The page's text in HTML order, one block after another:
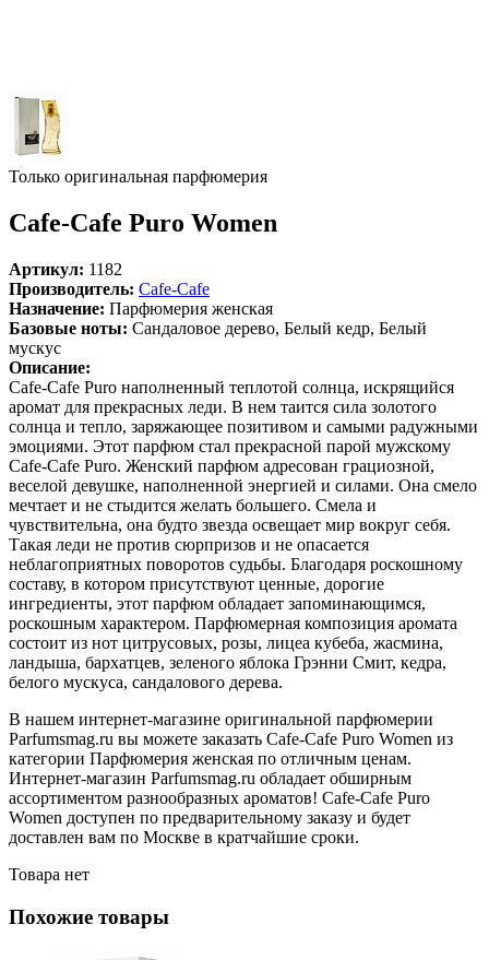
Только оригинальная парфюмерия
Cafe-Cafe Puro Women
Артикул: 1182
Производитель: Cafe-Cafe
Назначение: Парфюмерия женская
Базовые ноты: Сандаловое дерево, Белый кедр, Белый
мускус
Описание:
Cafe-Cafe Puro наполненный теплотой солнца, искрящийся
аромат для прекрасных леди. В нем таится сила золотого
солнца и тепло, заряжающее позитивом и самыми радужными
эмоциями. Этот парфюм стал прекрасной парой мужскому
Cafe-Cafe Puro. Женский парфюм адресован грациозной,
веселой девушке, наполненной энергией и силами. Она смело
мечтает и не стыдится желать большего. Смела и
чувствительна, она будто звезда освещает мир вокруг себя.
Такая леди не против сюрпризов и не опасается
неблагоприятных поворотов судьбы. Благодаря роскошному
составу, в котором присутствуют ценные, дорогие
ингредиенты, этот парфюм обладает запоминающимся,
роскошным характером. Парфюмерная композиция аромата
состоит из нот цитрусовых, розы, лицеа кубеба, жасмина,
ландыша, бархатцев, зеленого яблока Грэнни Смит, кедра,
белого мускуса, сандалового дерева.
В нашем интернет-магазине оригинальной парфюмерии
Parfumsmag.ru вы можете заказать Cafe-Cafe Puro Women из
категории Парфюмерия женская по отличным ценам.
Интернет-магазин Parfumsmag.ru обладает обширным
ассортиментом разнообразных ароматов! Cafe-Cafe Puro
Women доступен по предварительному заказу и будет
доставлен вам по Москве в кратчайшие сроки.
Товара нет
Похожие товары